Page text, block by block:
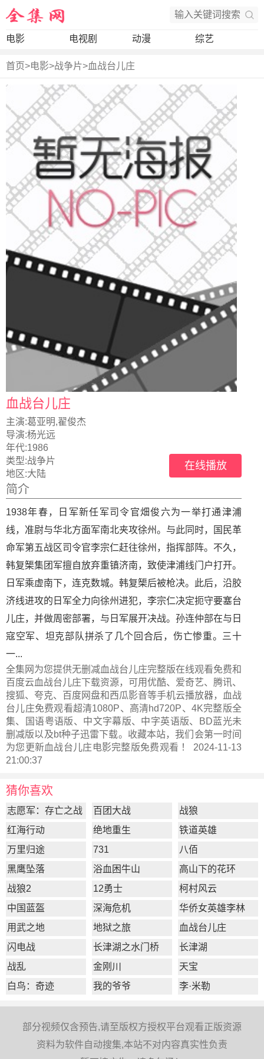
电影 电视剧 动漫 综艺
首页>电影>战争片>血战台儿庄
血战台儿庄
主演:葛亚明,翟俊杰
导演:杨光远
年代:1986
类型:战争片
地区:大陆
在线播放
简介
1938年春，日军新任军司令官畑俊六为一举打通津浦
线，准尉与华北方面军南北夹攻徐州。与此同时，国民革
命军第五战区司令官李宗仁赶往徐州，指挥部阵。不久，
韩复榘集团军擅自放弃重镇济南，致使津浦线门户打开。
日军乘虚南下，连克数城。韩复榘后被枪决。此后，沿胶
济线进攻的日军全力向徐州进犯，李宗仁决定扼守要塞台
儿庄，并做周密部署，与日军展开决战。孙连仲部在与日
寇空军、坦克部队拼杀了几个回合后，伤亡惨重。三十
一...
全集网为您提供无删减血战台儿庄完整版在线观看免费和
百度云血战台儿庄下载资源，可用优酷、爱奇艺、腾讯、
搜狐、夸克、百度网盘和西瓜影音等手机云播放器，血战
台儿庄免费观看超清1080P、高清hd720P、4K完整版全
集、国语粤语版、中文字幕版、中字英语版、BD蓝光未
删减版以及bt种子迅雷下载。收藏本站，我们会第一时间
为您更新血战台儿庄电影完整版免费观看 ！ 2024-11-13
21:00:37
猜你喜欢
志愿军：存亡之战 百团大战
战狼
红海行动
绝地重生
铁道英雄
万里归途
731
八佰
黑鹰坠落
浴血困牛山
高山下的花环
战狼2
12勇士
柯村风云
中国蓝盔
深海危机
华侨女英雄李林
用武之地
地狱之旅
血战台儿庄
闪电战
长津湖之水门桥
长津湖
战乱
金刚川
天宝
白鸟：奇迹
我的爷爷 李·米勒
部分视频仅含预告,请至版权方授权平台观看正版资源
资料为软件自动搜集,本站不对内容真实性负责